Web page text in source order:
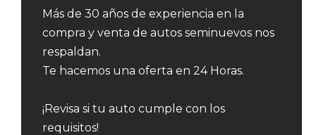
Más de 30 años de experiencia en la
compra y venta de autos seminuevos nos
respaldan.
Te hacemos una oferta en 24 Horas.
¡Revisa si tu auto cumple con los
requisitos!